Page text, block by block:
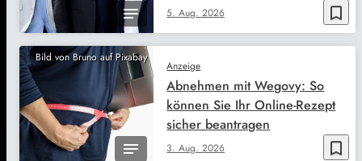
bookmark_border
5. Aug. 2026
Bild von Bruno auf Pixabay
bookmark_border
Anzeige
3. Aug. 2026
Abnehmen mit Wegovy: So
können Sie Ihr Online-Rezept
sicher beantragen